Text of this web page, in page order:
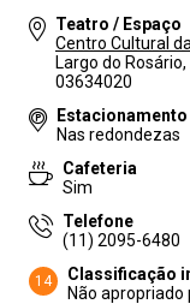
Teatro / Espaço
Centro Cultural
Largo do
03634020
Estacionamento
Nas redondezas
Cafeteria
Sim
Telefone
(11) 2095-6480
14
Classificação
Não